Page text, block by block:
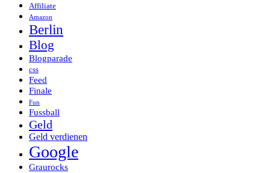
Affiliate
Amazon
Berlin
Blog
Blogparade
css
Feed
Finale
Fun
Fussball
Geld
Geld verdienen
Google
Graurocks